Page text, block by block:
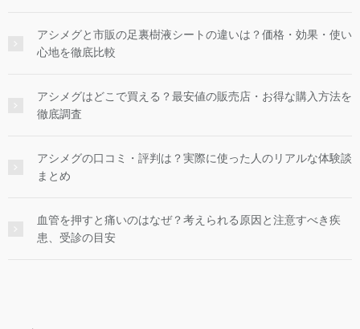
アシメグと市販の足裏樹液シートの違いは？価格・効果・使い
心地を徹底比較
アシメグはどこで買える？最安値の販売店・お得な購入方法を
徹底調査
アシメグの口コミ・評判は？実際に使った人のリアルな体験談
まとめ
血管を押すと痛いのはなぜ？考えられる原因と注意すべき疾
患、受診の目安